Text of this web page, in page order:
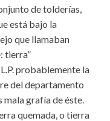
de tolderías,
está bajo la
que llamaban
tierra”
probablemente la
del departamento
mala grafía de éste.
quemada, o tierra